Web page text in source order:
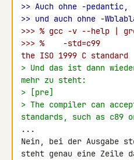
>> Auch ohne -pedantic,
>> und auch ohne -
>>> % gcc -v --help |
>>> %    -std=c99
the ISO 1999 C standard
> Und das ist dann
mehr zu steht:
> [pre]
> The compiler can
standards, such as c89
...
Nein, bei der Ausgabe
steht genau eine Zeile